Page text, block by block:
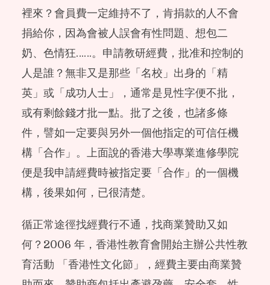
裡來？會員費一定維持不了，肯捐款的人不會
捐給你，因為會被人誤會有性問題、想包二
奶、色情狂……。申請教研經費，批准和控制的
人是誰？無非又是那些「名校」出身的「精
英」或「成功人士」，通常是見性字便不批，
或有剩餘錢才批一點。批了之後，也諸多條
件，譬如一定要與另外一個他指定的可信任機
構「合作」。上面說的香港大學專業進修學院
便是我申請經費時被指定要「合作」的一個機
構，後果如何，已很清楚。
循正常途徑找經費行不通，找商業贊助又如
何？2006 年，香港性教育會開始主辦公共性教
育活動 「香港性文化節」，經費主要由商業贊